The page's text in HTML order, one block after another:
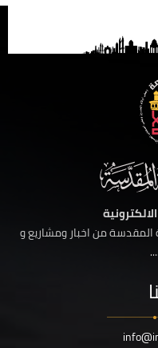
المقدسة من اخبار ومشاريع و